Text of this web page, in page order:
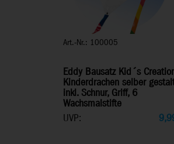
Art.-Nr.: 100005
Eddy Bausatz Kid´s
Kinderdrachen selber
inkl. Schnur, Griff, 6
Wachsmalstifte
UVP: